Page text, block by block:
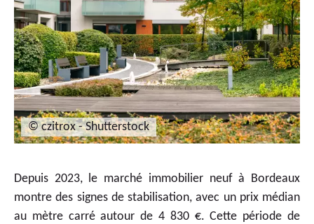
© czitrox - Shutterstock
Depuis 2023, le marché immobilier neuf à Bordeaux
montre des signes de stabilisation, avec un prix médian
au mètre carré autour de 4 830 €. Cette période de